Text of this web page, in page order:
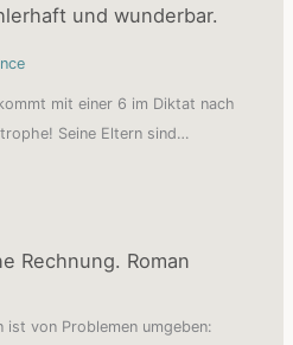
und wunderbar.
mit einer 6 im Diktat nach
Seine Eltern sind…
Rechnung. Roman
ist von Problemen umgeben: